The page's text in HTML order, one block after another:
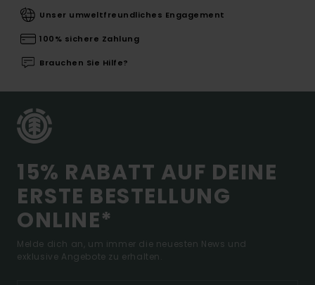
Unser umweltfreundliches Engagement
100% sichere Zahlung
Brauchen Sie Hilfe?
15% RABATT AUF DEINE
ERSTE BESTELLUNG
ONLINE*
Melde dich an, um immer die neuesten News und
exklusive Angebote zu erhalten.